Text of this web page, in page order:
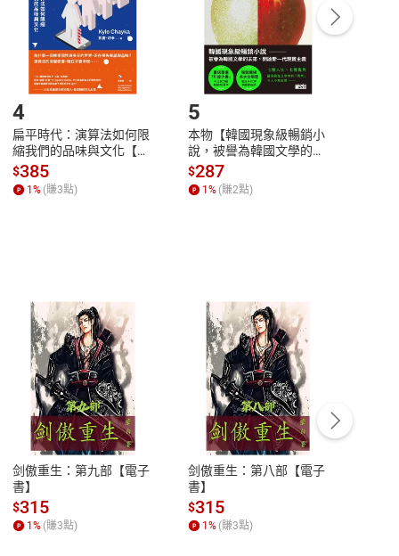
貨。
號，下載書籍後看書
性
參
客服資訊
服務時間：週一到週五 10:00-12:00、
13:00-17:00 (國定假日及例假日休息)
客服電話：0080-1857077
4
扁平時代：演算法如何限
縮我們的品味與文化【電
子書】
$385
1% (賺3點)
5
本物【韓國現象級暢銷小
說，被譽為韓國文學的未
來】【電子書】
$287
1% (賺2點)
剑傲重生：第九部【電子
書】
$315
1% (賺3點)
剑傲重生：第八部【電子
書】
$315
1% (賺3點)